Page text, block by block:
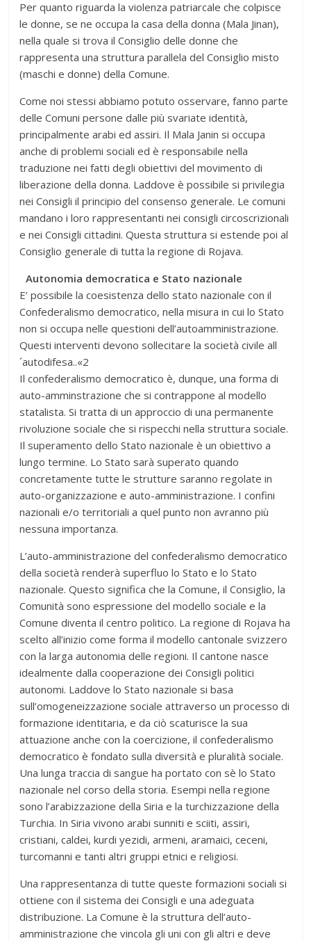
Per quanto riguarda la violenza patriarcale che colpisce
le donne, se ne occupa la casa della donna (Mala Jinan),
nella quale si trova il Consiglio delle donne che
rappresenta una struttura parallela del Consiglio misto
(maschi e donne) della Comune.
Come noi stessi abbiamo potuto osservare, fanno parte
delle Comuni persone dalle più svariate identità,
principalmente arabi ed assiri. Il Mala Janin si occupa
anche di problemi sociali ed è responsabile nella
traduzione nei fatti degli obiettivi del movimento di
liberazione della donna. Laddove è possibile si privilegia
nei Consigli il principio del consenso generale. Le comuni
mandano i loro rappresentanti nei consigli circoscrizionali
e nei Consigli cittadini. Questa struttura si estende poi al
Consiglio generale di tutta la regione di Rojava.
Autonomia democratica e Stato nazionale
E’ possibile la coesistenza dello stato nazionale con il
Confederalismo democratico, nella misura in cui lo Stato
non si occupa nelle questioni dell’autoamministrazione.
Questi interventi devono sollecitare la società civile all
´autodifesa..«2
Il confederalismo democratico è, dunque, una forma di
auto-amminstrazione che si contrappone al modello
statalista. Si tratta di un approccio di una permanente
rivoluzione sociale che si rispecchi nella struttura sociale.
Il superamento dello Stato nazionale è un obiettivo a
lungo termine. Lo Stato sarà superato quando
concretamente tutte le strutture saranno regolate in
auto-organizzazione e auto-amministrazione. I confini
nazionali e/o territoriali a quel punto non avranno più
nessuna importanza.
L’auto-amministrazione del confederalismo democratico
della società renderà superfluo lo Stato e lo Stato
nazionale. Questo significa che la Comune, il Consiglio, la
Comunità sono espressione del modello sociale e la
Comune diventa il centro politico. La regione di Rojava ha
scelto all’inizio come forma il modello cantonale svizzero
con la larga autonomia delle regioni. Il cantone nasce
idealmente dalla cooperazione dei Consigli politici
autonomi. Laddove lo Stato nazionale si basa
sull’omogeneizzazione sociale attraverso un processo di
formazione identitaria, e da ciò scaturisce la sua
attuazione anche con la coercizione, il confederalismo
democratico è fondato sulla diversità e pluralità sociale.
Una lunga traccia di sangue ha portato con sè lo Stato
nazionale nel corso della storia. Esempi nella regione
sono l’arabizzazione della Siria e la turchizzazione della
Turchia. In Siria vivono arabi sunniti e sciiti, assiri,
cristiani, caldei, kurdi yezidi, armeni, aramaici, ceceni,
turcomanni e tanti altri gruppi etnici e religiosi.
Una rappresentanza di tutte queste formazioni sociali si
ottiene con il sistema dei Consigli e una adeguata
distribuzione. La Comune è la struttura dell’auto-
amministrazione che vincola gli uni con gli altri e deve